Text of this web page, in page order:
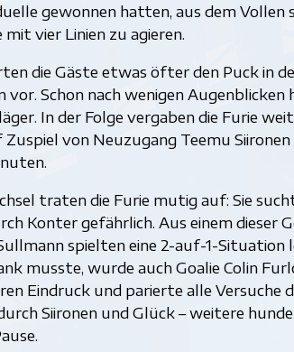
gewonnen hatten, aus dem
vier Linien zu agieren.
die Gäste etwas öfter den Puck in
vor. Schon nach wenigen
In der Folge vergaben die Furie
von Neuzugang Teemu
traten die Furie mutig auf: Sie
Konter gefährlich. Aus einem dieser
spielten eine 2-auf-1-Situation
musste, wurde auch Goalie Colin
Eindruck und parierte alle Versuche
Siironen und Glück – weitere